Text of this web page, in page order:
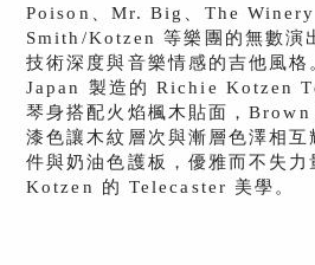
Poison、Mr. Big、The
Smith/Kotzen 等樂團的無數演
技術深度與音樂情感的吉他風
Japan 製造的 Richie Kotzen
琴身搭配火焰楓木貼面，
漆色讓木紋層次與漸層色澤相
件與奶油色護板，優雅而不失
Kotzen 的 Telecaster 美學。